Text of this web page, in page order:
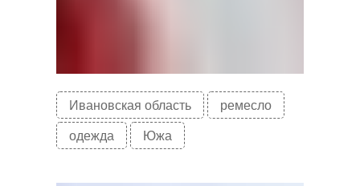
Ивановская область
ремесло
одежда
Южа